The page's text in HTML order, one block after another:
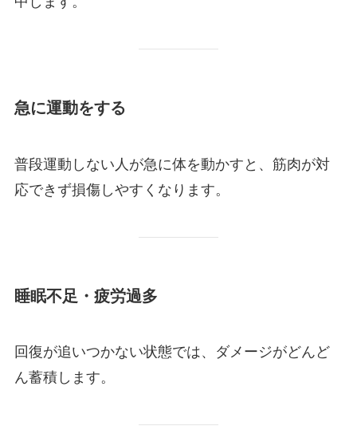
急に運動をする
普段運動しない人が急に体を動かすと、筋肉が対
応できず損傷しやすくなります。
睡眠不足・疲労過多
回復が追いつかない状態では、ダメージがどんど
ん蓄積します。